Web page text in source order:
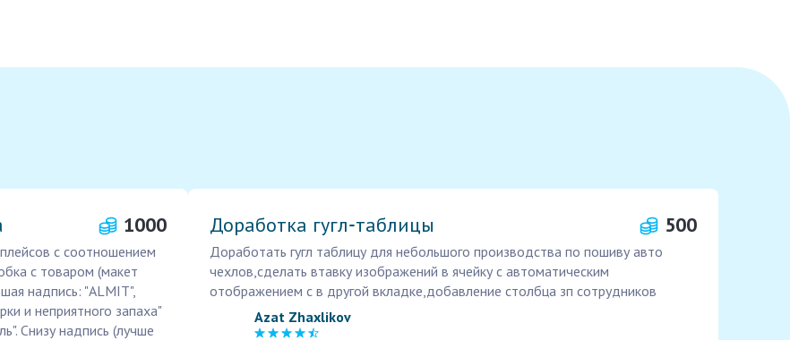
1000
с соотношением
с товаром (макет
надпись: "ALMIT",
и неприятного запаха"
Снизу надпись (лучше
Доработка гугл‑таблицы 500
Доработать гугл таблицу для небольшого производства по пошиву авто
чехлов,сделать втавку изображений в ячейку с автоматическим
отображением с в другой вкладке,добавление столбца зп сотрудников
Azat Zhaxlikov